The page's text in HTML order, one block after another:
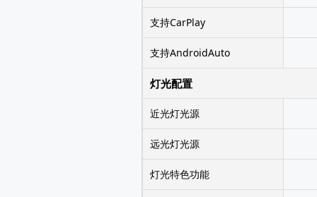
支持CarPlay
支持AndroidAuto
灯光配置
近光灯光源
远光灯光源
灯光特色功能